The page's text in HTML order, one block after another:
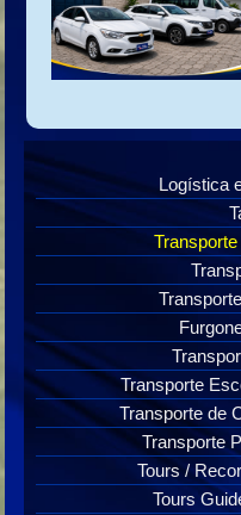
Logística
Transporte
Transporte de
Transporte
Tours /
Tours